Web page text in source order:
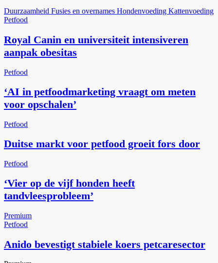
Duurzaamheid Fusies en overnames Hondenvoeding Kattenvoeding
Petfood
Royal Canin en universiteit intensiveren
aanpak obesitas
Petfood
‘AI in petfoodmarketing vraagt om meten
voor opschalen’
Petfood
Duitse markt voor petfood groeit fors door
Petfood
‘Vier op de vijf honden heeft
tandvleesprobleem’
Premium
Petfood
Anido bevestigt stabiele koers petcaresector